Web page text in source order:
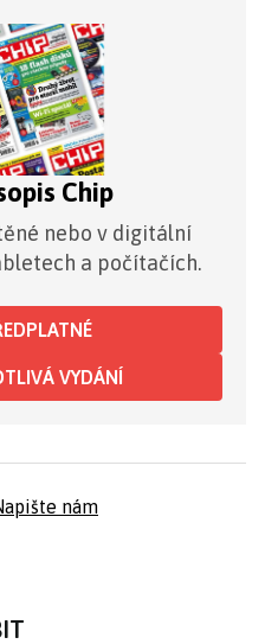
Chip
nebo v digitální
a počítačích.
VYDÁNÍ
nám